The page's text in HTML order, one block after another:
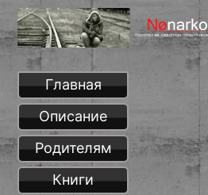
Главная
Описание
Родителям
Книги